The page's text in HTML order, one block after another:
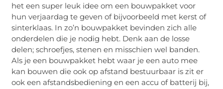
het een super leuk idee om een bouwpakket voor
hun verjaardag te geven of bijvoorbeeld met kerst of
sinterklaas. In zo’n bouwpakket bevinden zich alle
onderdelen die je nodig hebt. Denk aan de losse
delen; schroefjes, stenen en misschien wel banden.
Als je een bouwpakket hebt waar je een auto mee
kan bouwen die ook op afstand bestuurbaar is zit er
ook een afstandsbediening en een accu of batterij bij,